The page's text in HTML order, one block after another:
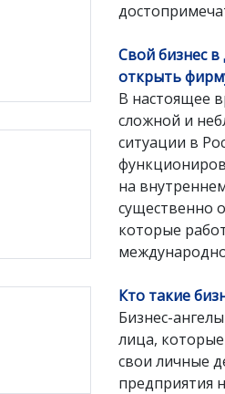
Свой бизнес в
открыть
В настоящее
сложной и
ситуации в
на
существенно
которые
Кто такие
Бизнес-
лица,
свои личные
предприятия